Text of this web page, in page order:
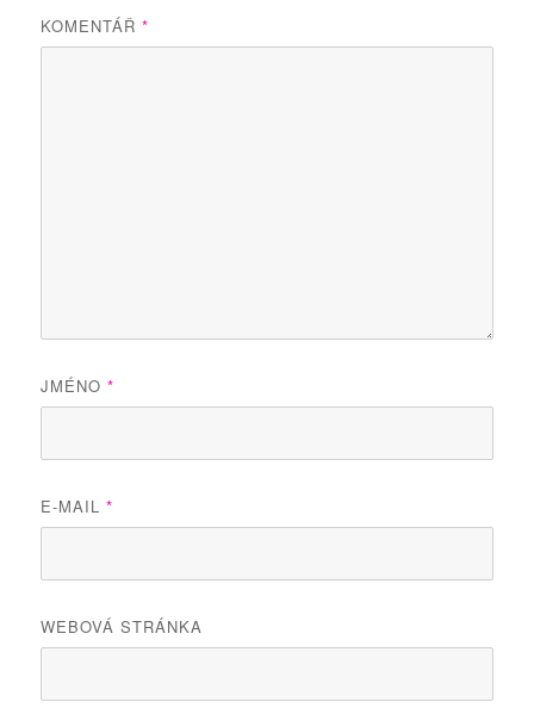
KOMENTÁŘ*
JMÉNO*
E-MAIL*
WEBOVÁ STRÁNKA